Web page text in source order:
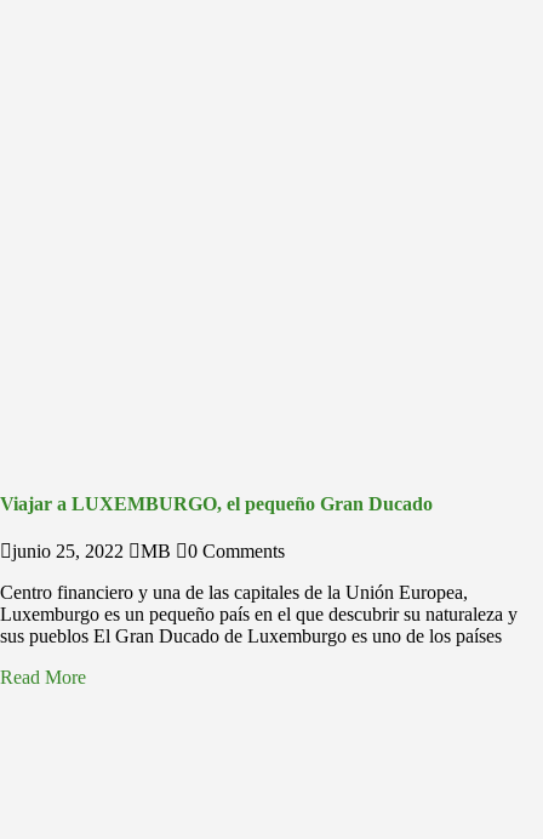
Viajar a LUXEMBURGO, el pequeño Gran Ducado
junio 25, 2022 MB
0 Comments
Centro financiero y una de las capitales de la Unión Europea,
Luxemburgo es un pequeño país en el que descubrir su naturaleza y
sus pueblos El Gran Ducado de Luxemburgo es uno de los países
Read More